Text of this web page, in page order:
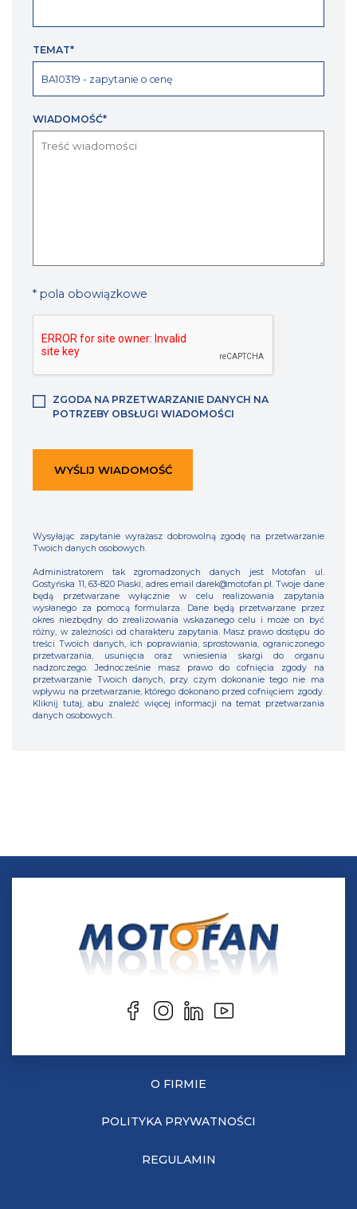
TEMAT*
WIADOMOŚĆ*
* pola obowiązkowe
ZGODA NA PRZETWARZANIE DANYCH NA
POTRZEBY OBSŁUGI WIADOMOŚCI
WYŚLIJ WIADOMOŚĆ
Wysyłając zapytanie wyrażasz dobrowolną zgodę na przetwarzanie
Twoich danych osobowych.
Administratorem tak zgromadzonych danych jest Motofan ul.
Gostyńska 11, 63-820 Piaski, adres email darek@motofan.pl. Twoje dane
będą przetwarzane wyłącznie w celu realizowania zapytania
wysłanego za pomocą formularza. Dane będą przetwarzane przez
okres niezbędny do zrealizowania wskazanego celu i może on być
różny, w zależności od charakteru zapytania. Masz prawo dostępu do
treści Twoich danych, ich poprawiania, sprostowania, ograniczonego
przetwarzania, usunięcia oraz wniesienia skargi do organu
nadzorczego. Jednocześnie masz prawo do cofnięcia zgody na
przetwarzanie Twoich danych, przy czym dokonanie tego nie ma
wpływu na przetwarzanie, którego dokonano przed cofnięciem zgody.
Kliknij tutaj, abu znaleźć więcej informacji na temat przetwarzania
danych osobowych.
O FIRMIE
POLITYKA PRYWATNOŚCI
REGULAMIN